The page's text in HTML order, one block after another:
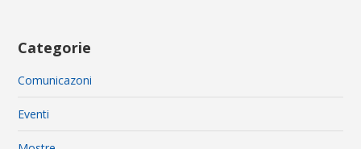
Categorie
Comunicazoni
Eventi